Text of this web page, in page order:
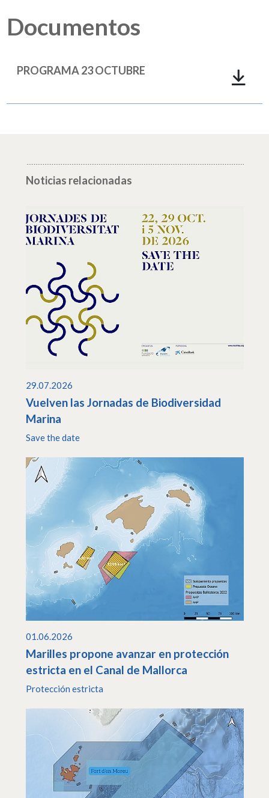
Documentos
PROGRAMA 23 OCTUBRE
Noticias relacionadas
29.07.2026
Vuelven las Jornadas de Biodiversidad
Marina
Save the date
01.06.2026
Marilles propone avanzar en protección
estricta en el Canal de Mallorca
Protección estricta